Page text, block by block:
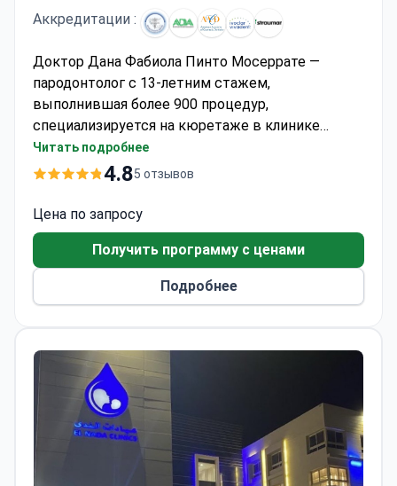
Аккредитации :
Доктор Дана Фабиола Пинто Мосеррате —
пародонтолог с 13-летним стажем,
выполнившая более 900 процедур,
специализируется на кюретаже в клинике
YeahSmile. Стоимость процедуры составляет
примерно $480–796 и обычно включает
трансфер из аэропорта. Клиника использует
материалы, одобренные FDA, и предоставляет 5-
летнюю гарантию на все процедуры. Доктор
Мосеррате имеет степень магистра
стоматологических наук и лицензирована в
Читать подробнее
4.85 отзывов
Цена по запросу
Получить программу с ценами
Подробнее